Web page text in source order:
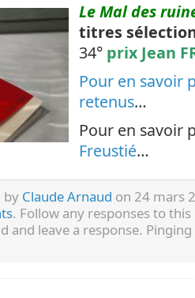
Le Mal des
titres
34° prix Jean
Pour en savoir
retenus…
Pour en savoir
Freustié…
by Claude Arnaud on 24 mars
. Follow any responses to
and leave a response.